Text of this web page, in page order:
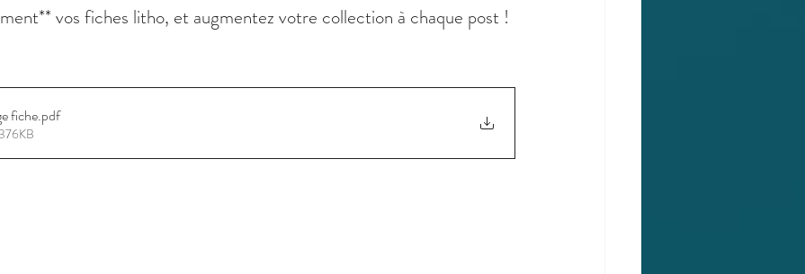
vos fiches litho, et augmentez votre collection à chaque post !
fiche.pdf